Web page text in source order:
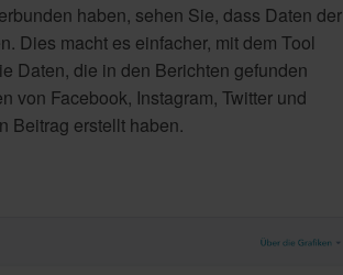
haben, sehen Sie, dass Daten der
Dies macht es einfacher, mit dem Tool
Daten, die in den Berichten gefunden
von Facebook, Instagram, Twitter und
Beitrag erstellt haben.